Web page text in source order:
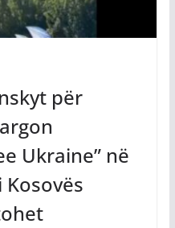
për
Ukraine” në